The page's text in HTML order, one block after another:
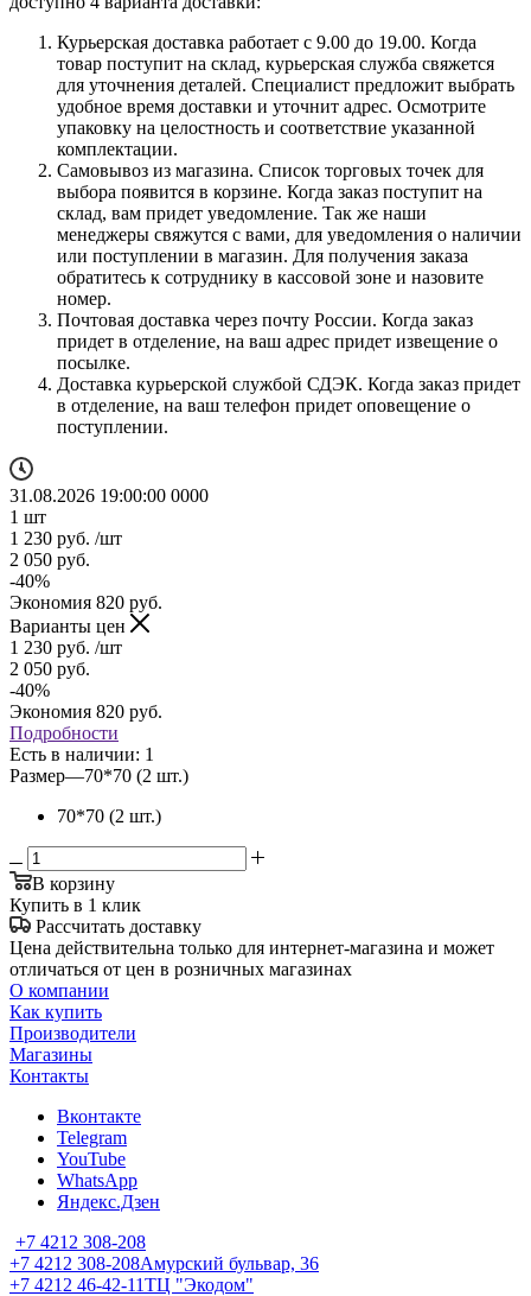
Курьерская доставка работает с 9.00 до 19.00. Когда
товар поступит на склад, курьерская служба свяжется
для уточнения деталей. Специалист предложит выбрать
удобное время доставки и уточнит адрес. Осмотрите
упаковку на целостность и соответствие указанной
комплектации.
Самовывоз из магазина. Список торговых точек для
выбора появится в корзине. Когда заказ поступит на
склад, вам придет уведомление. Так же наши
менеджеры свяжутся с вами, для уведомления о наличии
или поступлении в магазин. Для получения заказа
обратитесь к сотруднику в кассовой зоне и назовите
номер.
Почтовая доставка через почту России. Когда заказ
придет в отделение, на ваш адрес придет извещение о
посылке.
Доставка курьерской службой СДЭК. Когда заказ придет
в отделение, на ваш телефон придет оповещение о
поступлении.
31.08.2026 19:00:00 0000
1 шт
1 230 руб. /шт
2 050 руб.
-40%
Экономия 820 руб.
Варианты цен
1 230 руб. /шт
2 050 руб.
-40%
Экономия 820 руб.
Подробности
Есть в наличии: 1
Размер—70*70 (2 шт.)
70*70 (2 шт.)
В корзину
Купить в 1 клик
Рассчитать доставку
Цена действительна только для интернет-магазина и может
отличаться от цен в розничных магазинах
О компании
Как купить
Производители
Магазины
Контакты
Вконтакте
Telegram
YouTube
WhatsApp
Яндекс.Дзен
+7 4212 308-208
+7 4212 308-208Амурский бульвар, 36
+7 4212 46-42-11ТЦ "Экодом"